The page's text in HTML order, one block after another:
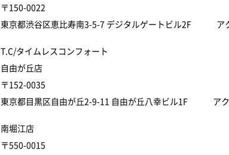
〒150-0022
東京都渋谷区恵比寿南3-5-7 デジタルゲートビル2F ア
T.C/タイムレスコンフォート
自由が丘店
〒152-0035
東京都目黒区自由が丘2-9-11 自由が丘八幸ビル1F ア
南堀江店
〒550-0015